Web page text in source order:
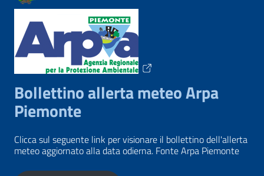
Bollettino allerta meteo Arpa
Piemonte
Clicca sul seguente link per visionare il bollettino dell'allerta
meteo aggiornato alla data odierna. Fonte Arpa Piemonte